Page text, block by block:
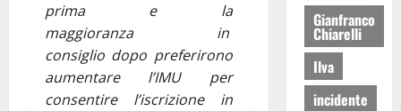
prima e la
maggioranza in
consiglio dopo preferirono
aumentare l’IMU per
consentire l’iscrizione in
Gianfranco
Chiarelli
Ilva
incidente